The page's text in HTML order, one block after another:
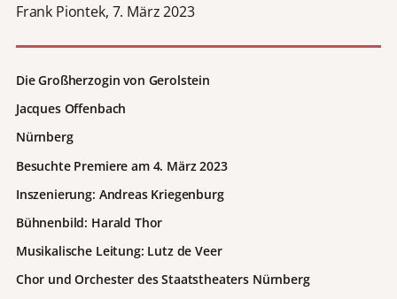
Frank Piontek, 7. März 2023
Die Großherzogin von Gerolstein
Jacques Offenbach
Nürnberg
Besuchte Premiere am 4. März 2023
Inszenierung: Andreas Kriegenburg
Bühnenbild: Harald Thor
Musikalische Leitung: Lutz de Veer
Chor und Orchester des Staatstheaters Nürnberg